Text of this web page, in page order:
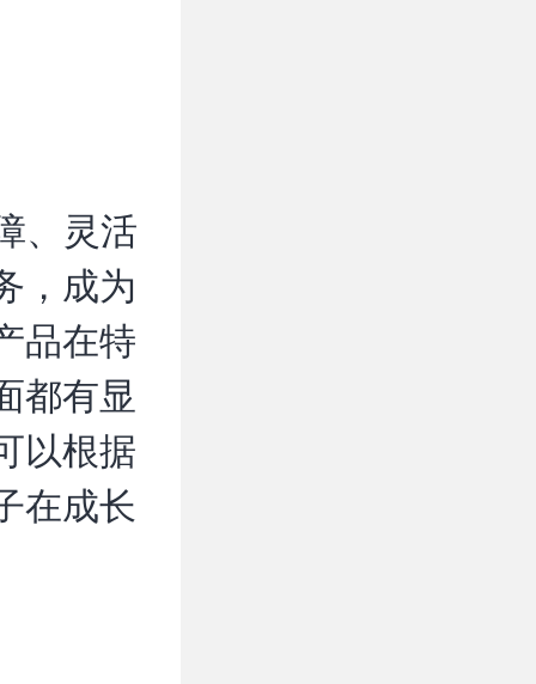
、灵活
，成为
品在特
都有显
以根据
在成长